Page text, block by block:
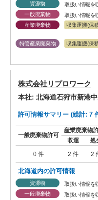
資源物
取扱い情報を
一般廃棄物
取扱い情報を
産業廃棄物
収集運搬(保
特管産業廃棄物
収集運搬(保
株式会社リプロワーク
本社: 北海道石狩市新港
許可情報サマリー (総計: 7
一般廃棄物許可
産業廃棄物
収運
処
0 件
2 件 2
北海道内の許可情報
資源物
取扱い情報を
一般廃棄物
取扱い情報を